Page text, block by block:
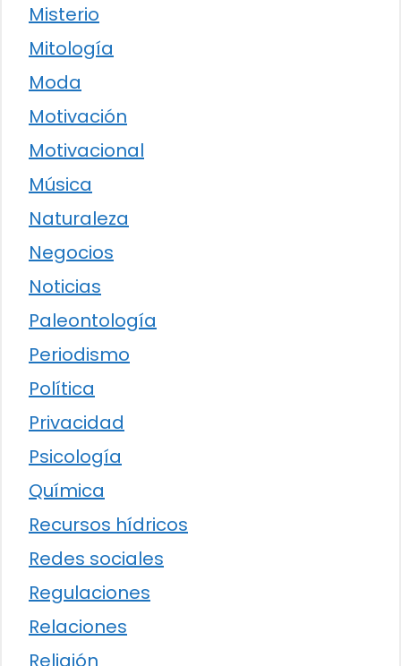
Misterio
Mitología
Moda
Motivación
Motivacional
Música
Naturaleza
Negocios
Noticias
Paleontología
Periodismo
Política
Privacidad
Psicología
Química
Recursos hídricos
Redes sociales
Regulaciones
Relaciones
Religión